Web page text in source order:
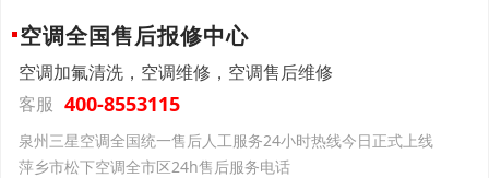
空调全国售后报修中心
空调加氟清洗，空调维修，空调售后维修
客服 400-8553115
泉州三星空调全国统一售后人工服务24小时热线今日正式上线
萍乡市松下空调全市区24h售后服务电话